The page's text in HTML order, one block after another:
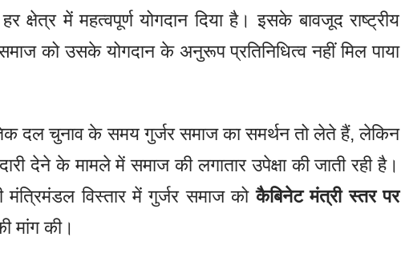
क्षेत्र में महत्वपूर्ण योगदान दिया है। इसके बावजूद राष्ट्रीय
को उसके योगदान के अनुरूप प्रतिनिधित्व नहीं मिल पाया
दल चुनाव के समय गुर्जर समाज का समर्थन तो लेते हैं, लेकिन
देने के मामले में समाज की लगातार उपेक्षा की जाती रही है।
विस्तार में गुर्जर समाज कोकैबिनेट मंत्री स्तर पर
मांग की।